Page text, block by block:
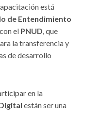
está
de Entendimiento
el PNUD, que
la transferencia y
de desarrollo
en la
están ser una